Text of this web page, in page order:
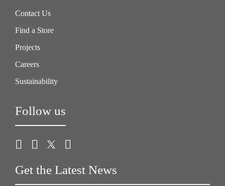
Contact Us
Find a Store
Projects
Careers
Sustainability
Follow us
Get the Latest News